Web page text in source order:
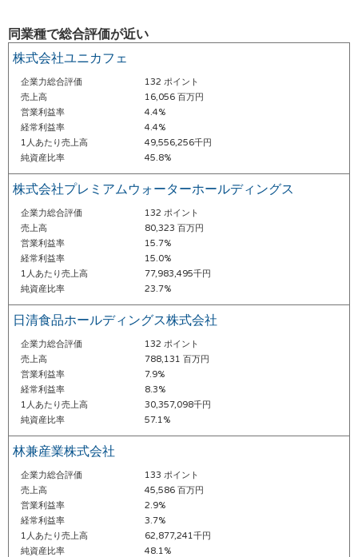
同業種で総合評価が近い
株式会社ユニカフェ
企業力総合評価
132 ポイント
売上高
16,056 百万円
営業利益率
4.4%
経常利益率
4.4%
1人あたり売上高
49,556,256千円
純資産比率
45.8%
株式会社プレミアムウォーターホールディングス
企業力総合評価
132 ポイント
売上高
80,323 百万円
営業利益率
15.7%
経常利益率
15.0%
1人あたり売上高
77,983,495千円
純資産比率
23.7%
日清食品ホールディングス株式会社
企業力総合評価
132 ポイント
売上高
788,131 百万円
営業利益率
7.9%
経常利益率
8.3%
1人あたり売上高
30,357,098千円
純資産比率
57.1%
林兼産業株式会社
企業力総合評価
133 ポイント
売上高
45,586 百万円
営業利益率
2.9%
経常利益率
3.7%
1人あたり売上高
62,877,241千円
純資産比率
48.1%